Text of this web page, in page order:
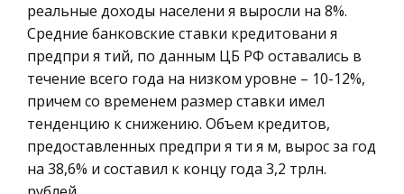
Здоровье
Астрономия
Биржевое дело
Биология
Экономико-математическое
моделирование
Российское предпринимательское право
Классификация поточных линий.
1.1.Характеристика поточного производства.
Поточным производством называется
прогрессивная форма организации
производства, основанная на ритмичной
повторяемости согласов
реальные доходы населени я выросли на 8%.
Средние банковские ставки кредитовани я
предпри я тий, по данным ЦБ РФ оставались в
течение всего года на низком уровне – 10-12%,
причем со временем размер ставки имел
тенденцию к снижению. Объем кредитов,
предоставленных предпри я ти я м, вырос за год
на 38,6% и составил к концу года 3,2 трлн.